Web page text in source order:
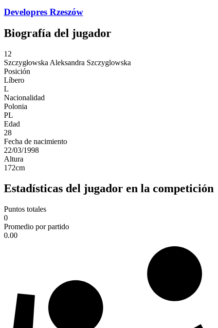
Developres Rzeszów
Biografía del jugador
12
Szczygłowska Aleksandra Szczyglowska
Posición
Líbero
L
Nacionalidad
Polonia
PL
Edad
28
Fecha de nacimiento
22/03/1998
Altura
172cm
Estadísticas del jugador en la competición
Puntos totales
0
Promedio por partido
0.00